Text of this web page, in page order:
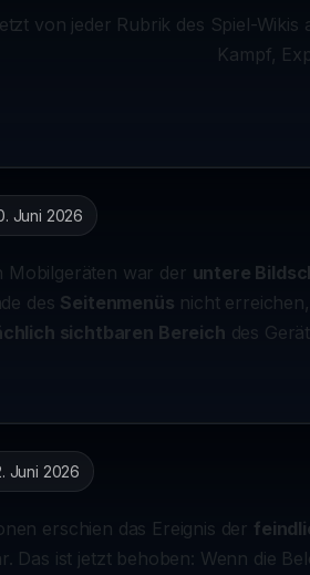
von jeder Rubrik des Spiel-Wikis
Kampf,
Juni 2026
Mobilgeräten war der untere
des Seitenmenüs nicht
sichtbaren Bereich des
Juni 2026
erschien das Ereignis der
Das ist jetzt behoben: Wenn die